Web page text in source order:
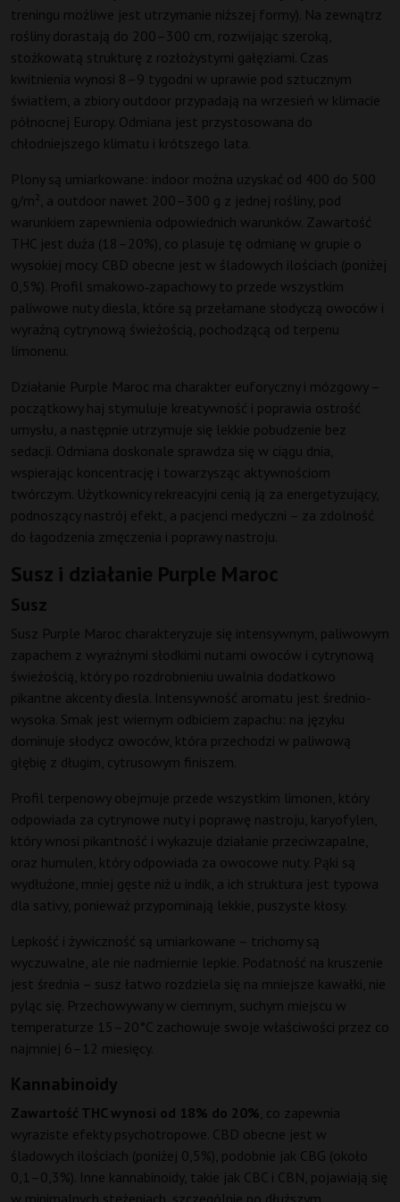
treningu możliwe jest utrzymanie niższej formy). Na zewnątrz
rośliny dorastają do 200–300 cm, rozwijając szeroką,
stożkowatą strukturę z rozłożystymi gałęziami. Czas
kwitnienia wynosi 8–9 tygodni w uprawie pod sztucznym
światłem, a zbiory outdoor przypadają na wrzesień w klimacie
północnej Europy. Odmiana jest przystosowana do
chłodniejszego klimatu i krótszego lata.
Plony są umiarkowane: indoor można uzyskać od 400 do 500
g/m², a outdoor nawet 200–300 g z jednej rośliny, pod
warunkiem zapewnienia odpowiednich warunków. Zawartość
THC jest duża (18–20%), co plasuje tę odmianę w grupie o
wysokiej mocy. CBD obecne jest w śladowych ilościach (poniżej
0,5%). Profil smakowo‑zapachowy to przede wszystkim
paliwowe nuty diesla, które są przełamane słodyczą owoców i
wyraźną cytrynową świeżością, pochodzącą od terpenu
limonenu.
Działanie Purple Maroc ma charakter euforyczny i mózgowy –
początkowy haj stymuluje kreatywność i poprawia ostrość
umysłu, a następnie utrzymuje się lekkie pobudzenie bez
sedacji. Odmiana doskonale sprawdza się w ciągu dnia,
wspierając koncentrację i towarzysząc aktywnościom
twórczym. Użytkownicy rekreacyjni cenią ją za energetyzujący,
podnoszący nastrój efekt, a pacjenci medyczni – za zdolność
do łagodzenia zmęczenia i poprawy nastroju.
Susz i działanie Purple Maroc
Susz
Susz Purple Maroc charakteryzuje się intensywnym, paliwowym
zapachem z wyraźnymi słodkimi nutami owoców i cytrynową
świeżością, który po rozdrobnieniu uwalnia dodatkowo
pikantne akcenty diesla. Intensywność aromatu jest średnio-
wysoka. Smak jest wiernym odbiciem zapachu: na języku
dominuje słodycz owoców, która przechodzi w paliwową
głębię z długim, cytrusowym finiszem.
Profil terpenowy obejmuje przede wszystkim limonen, który
odpowiada za cytrynowe nuty i poprawę nastroju, karyofylen,
który wnosi pikantność i wykazuje działanie przeciwzapalne,
oraz humulen, który odpowiada za owocowe nuty. Pąki są
wydłużone, mniej gęste niż u indik, a ich struktura jest typowa
dla sativy, ponieważ przypominają lekkie, puszyste kłosy.
Lepkość i żywiczność są umiarkowane – trichomy są
wyczuwalne, ale nie nadmiernie lepkie. Podatność na kruszenie
jest średnia – susz łatwo rozdziela się na mniejsze kawałki, nie
pyląc się. Przechowywany w ciemnym, suchym miejscu w
temperaturze 15–20°C zachowuje swoje właściwości przez co
najmniej 6–12 miesięcy.
Kannabinoidy
Zawartość THC wynosi od 18% do 20% , co zapewnia
wyraziste efekty psychotropowe. CBD obecne jest w
śladowych ilościach (poniżej 0,5%), podobnie jak CBG (około
0,1–0,3%). Inne kannabinoidy, takie jak CBC i CBN, pojawiają się